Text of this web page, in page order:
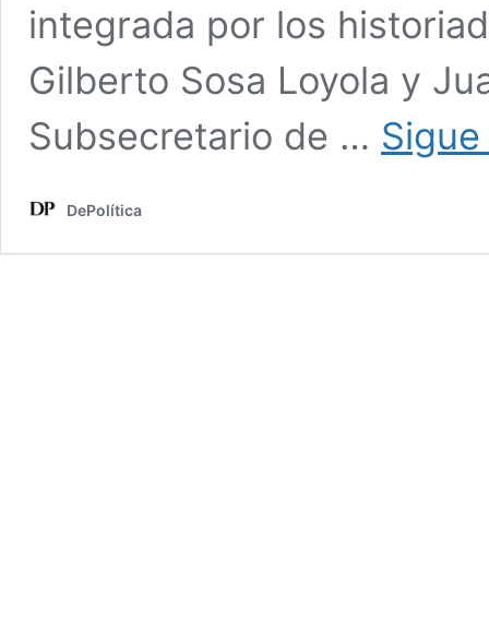
integrada por los
Gilberto Sosa Loyola y
Subsecretario de …
DePolítica